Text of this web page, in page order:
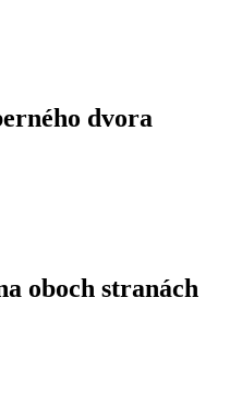
dvora
oboch stranách